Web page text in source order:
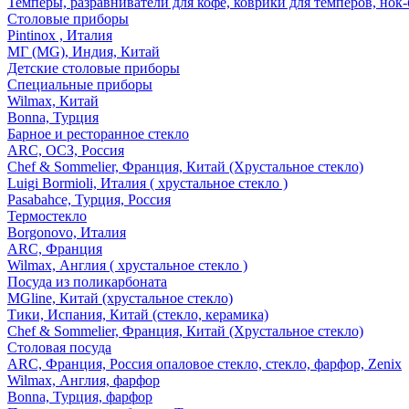
Столовые приборы
Pintinox , Италия
МГ (MG), Индия, Китай
Детские столовые приборы
Специальные приборы
Wilmax, Китай
Bonna, Турция
Барное и ресторанное стекло
ARC, ОСЗ, Россия
Chef & Sommelier, Франция, Китай (Хрустальное стекло)
Luigi Bormioli, Италия ( хрустальное стекло )
Pasabahce, Турция, Россия
Термостекло
Borgonovo, Италия
ARC, Франция
Wilmax, Англия ( хрустальное стекло )
Посуда из поликарбоната
MGline, Китай (хрустальное стекло)
Тики, Испания, Китай (стекло, керамика)
Chef & Sommelier, Франция, Китай (Хрустальное стекло)
Столовая посуда
ARC, Франция, Россия опаловое стекло, стекло, фарфор, Zenix
Wilmax, Англия, фарфор
Bonna, Турция, фарфор